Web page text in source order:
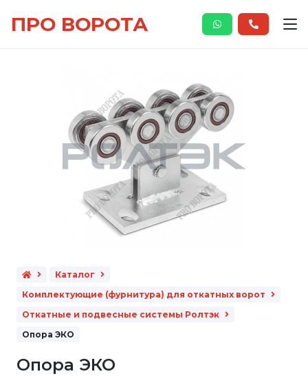
ПРО ВОРОТА
Каталог
Комплектующие (фурнитура) для откатных ворот
Откатные и подвесные системы Ролтэк
Опора ЭКО
Опора ЭКО